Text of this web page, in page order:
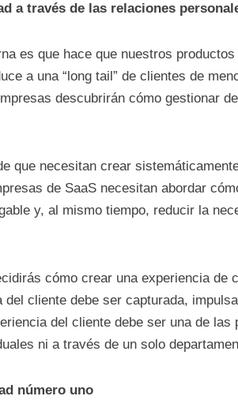
a través de las relaciones
es que hace que nuestros
a una “long tail” de clientes de
descubrirán cómo gestionar
que necesitan crear
de SaaS necesitan abordar
y, al mismo tiempo, reducir la
cómo crear una experiencia de
cliente debe ser capturada,
del cliente debe ser una de
ni a través de un solo
número uno